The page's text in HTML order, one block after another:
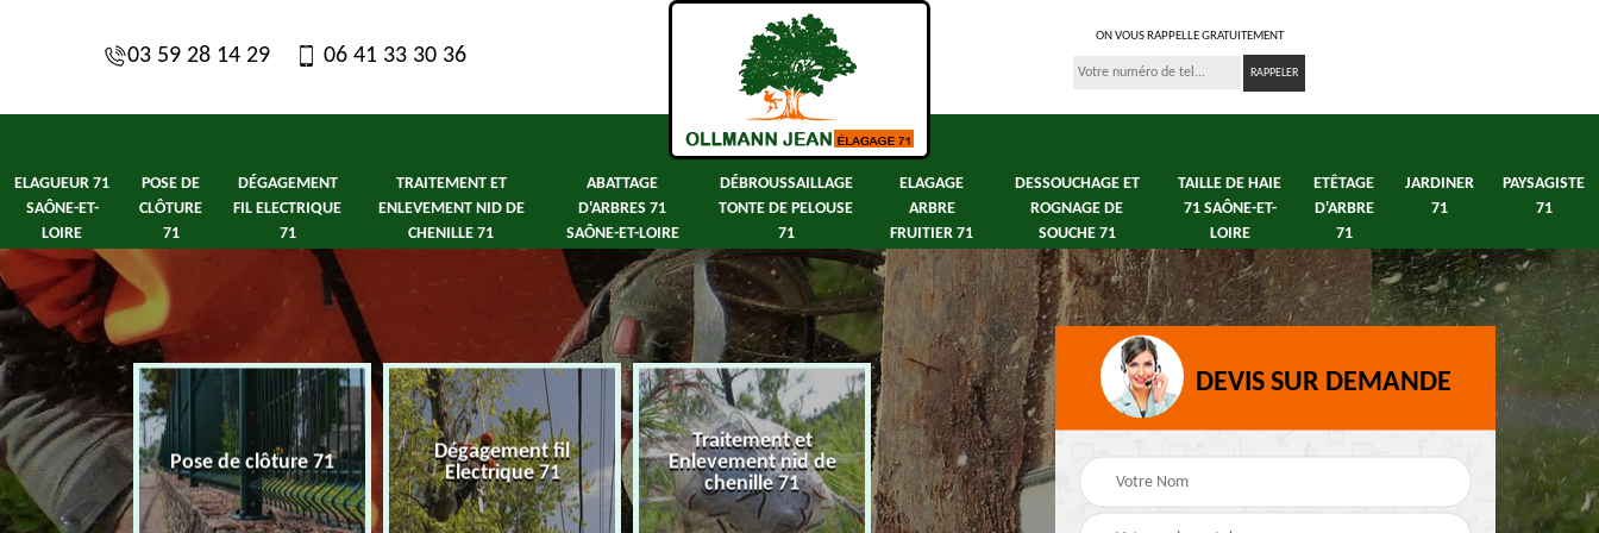
03 59 28 14 29 06 41 33 30 36
ON VOUS RAPPELLE GRATUITEMENT
ELAGUEUR 71
SAÔNE-ET-
LOIRE
POSE DE
CLÔTURE
71
DÉGAGEMENT
FIL ELECTRIQUE
71
TRAITEMENT ET
ENLEVEMENT NID DE
CHENILLE 71
ABATTAGE
D'ARBRES 71
SAÔNE-ET-LOIRE
DÉBROUSSAILLAGE
TONTE DE PELOUSE
71
ELAGAGE
ARBRE
FRUITIER 71
DESSOUCHAGE ET
ROGNAGE DE
SOUCHE 71
TAILLE DE HAIE
71 SAÔNE-ET-
LOIRE
ETÊTAGE
D'ARBRE
71
JARDINER
71
PAYSAGISTE
71
Saône-et-
Pose de clôture 71
Dégagement fil
Electrique 71
Traitement et
Enlevement nid de
chenille 71
Abattage d'arbres 71
Saône-et-Loire
Elagage arbre fruitier
71
DEVIS SUR DEMANDE